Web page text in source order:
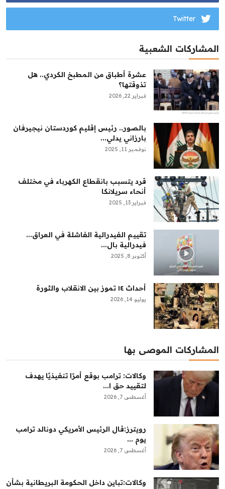
Twitter
المشاركات الشعبية
عشرة أطباق من المطبخ الكردي.. هل
تذوقتها؟
فبراير 22, 2026
بالصور.. رئيس إقليم كوردستان نيجيرفان
بارزاني يدلي...
نوفمبر 11, 2025
قرد يتسبب بانقطاع الكهرباء في مختلف
أنحاء سريلانكا
فبراير 13, 2025
تقييم الفيدرالية الفاشلة في العراق...
فيدرالية بال...
أكتوبر 8, 2025
أحداث ١٤ تموز بين الانقلاب والثورة
يوليو 14, 2026
المشاركات الموصى بها
وكالات: ترامب بوقع أمرًا تنفيذيًا يهدف
لتقييد حق ا...
أغسطس 7, 2026
رويترز:‏قال ​الرئيس ​الأمريكي ⁠دونالد ​ترامب ​
يوم ...
أغسطس 7, 2026
وكالات:‏تباين داخل الحكومة البريطانية بشأن